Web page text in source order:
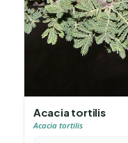
Acacia tortilis
Acacia tortilis